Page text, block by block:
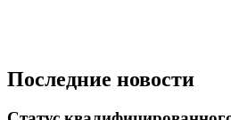
Последние новости